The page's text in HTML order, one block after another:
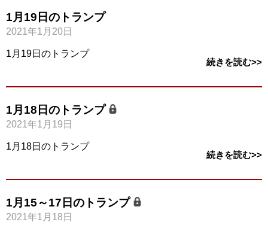
1月19日のトランプ
2021年1月20日
1月19日のトランプ
続きを読む>>
1月18日のトランプ
2021年1月19日
1月18日のトランプ
続きを読む>>
1月15～17日のトランプ
2021年1月18日